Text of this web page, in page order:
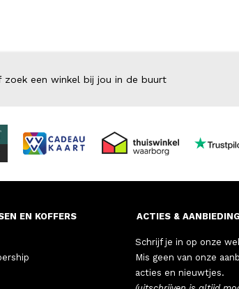
zoek een winkel bij jou in de buurt
EN KOFFERS ACTIES &
Schrijf je in op onze
Mis geen van onze
acties en nieuwtjes.